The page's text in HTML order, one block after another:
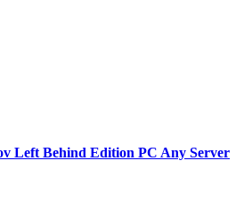
Left Behind Edition PC Any Server